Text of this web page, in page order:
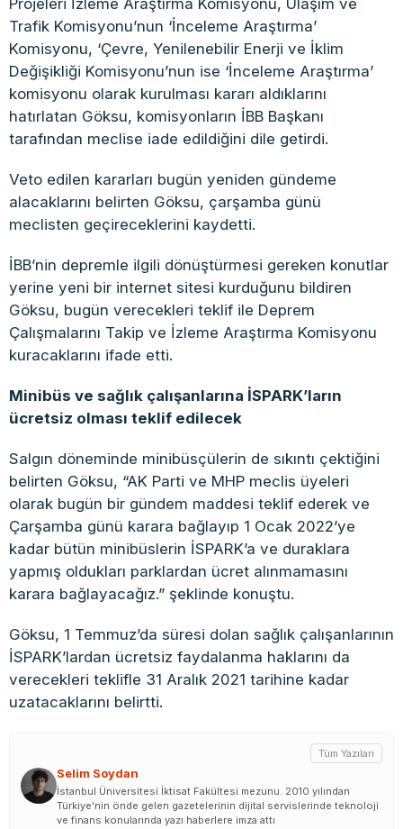
Projeleri İzleme Araştırma Komisyonu, Ulaşım ve
Trafik Komisyonu’nun ‘İnceleme Araştırma’
Komisyonu, ‘Çevre, Yenilenebilir Enerji ve İklim
Değişikliği Komisyonu’nun ise ‘İnceleme Araştırma’
komisyonu olarak kurulması kararı aldıklarını
hatırlatan Göksu, komisyonların İBB Başkanı
tarafından meclise iade edildiğini dile getirdi.
Veto edilen kararları bugün yeniden gündeme
alacaklarını belirten Göksu, çarşamba günü
meclisten geçireceklerini kaydetti.
İBB’nin depremle ilgili dönüştürmesi gereken konutlar
yerine yeni bir internet sitesi kurduğunu bildiren
Göksu, bugün verecekleri teklif ile Deprem
Çalışmalarını Takip ve İzleme Araştırma Komisyonu
kuracaklarını ifade etti.
Minibüs ve sağlık çalışanlarına İSPARK’ların
ücretsiz olması teklif edilecek
Salgın döneminde minibüsçülerin de sıkıntı çektiğini
belirten Göksu, “AK Parti ve MHP meclis üyeleri
olarak bugün bir gündem maddesi teklif ederek ve
Çarşamba günü karara bağlayıp 1 Ocak 2022’ye
kadar bütün minibüslerin İSPARK’a ve duraklara
yapmış oldukları parklardan ücret alınmamasını
karara bağlayacağız.” şeklinde konuştu.
Göksu, 1 Temmuz’da süresi dolan sağlık çalışanlarının
İSPARK’lardan ücretsiz faydalanma haklarını da
verecekleri teklifle 31 Aralık 2021 tarihine kadar
uzatacaklarını belirtti.
Selim Soydan
Tüm Yazıları
İstanbul Üniversitesi İktisat Fakültesi mezunu. 2010 yılından
Türkiye'nin önde gelen gazetelerinin dijital servislerinde teknoloji
ve finans konularında yazı haberlere imza attı